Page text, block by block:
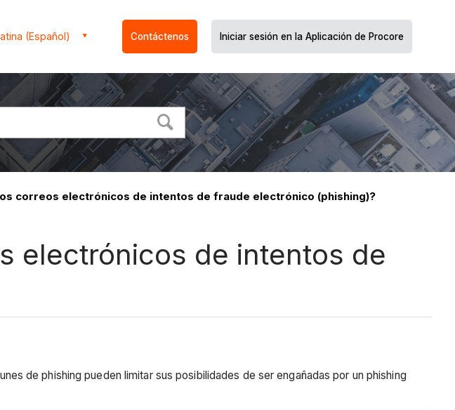
(Español) Contáctenos Iniciar sesión en la Aplicación de Procore
correos electrónicos de intentos de fraude electrónico (phishing)?
electrónicos de intentos de
de phishing pueden limitar sus posibilidades de ser engañadas por un phishing